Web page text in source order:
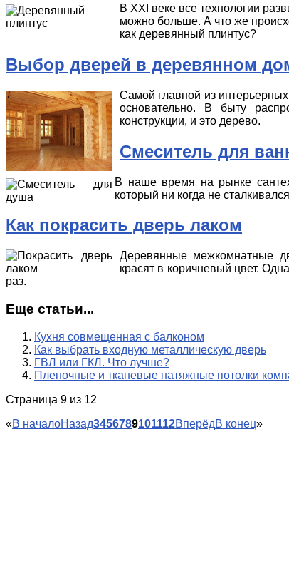
В ХXI веке все технологии
можно больше. А что же
как деревянный плинтус?
Выбор дверей в деревянном
Самой главной из
основательно. В быту
конструкции, и это дерево.
Смеситель для
В наше время на рынке
который ни когда не
Как покрасить дверь лаком
Деревянные межкомнатные
красят в коричневый цвет.
раз.
Еще статьи...
Кухня совмещенная с балконом
Как выбрать входную металлическую дверь
ГВЛ или ГКЛ. Что лучше?
Пленочные и тканевые натяжные потолки
Страница 9 из 12
«В началоНазад3456789101112ВперёдВ конец»